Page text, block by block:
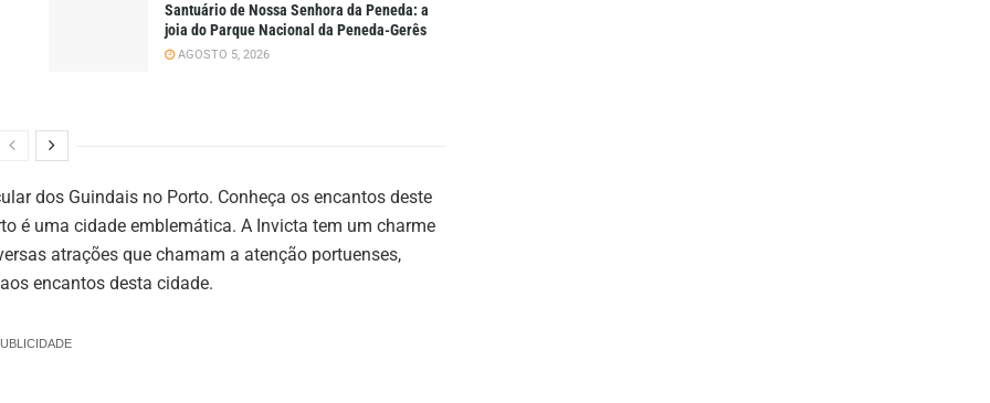
Santuário de Nossa Senhora da Peneda: a
joia do Parque Nacional da Peneda-Gerês
AGOSTO 5, 2026
dos Guindais no Porto. Conheça os encantos deste
é uma cidade emblemática. A Invicta tem um charme
atrações que chamam a atenção portuenses,
encantos desta cidade.